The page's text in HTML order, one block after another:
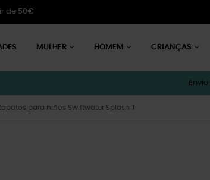
de 50€
MULHER HOMEM CRIANÇAS
Envio
para niños Swiftwater Splash T